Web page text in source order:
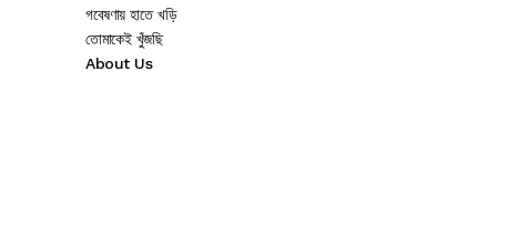
গবেষণায় হাতে খড়ি
তোমাকেই খুঁজছি
About Us